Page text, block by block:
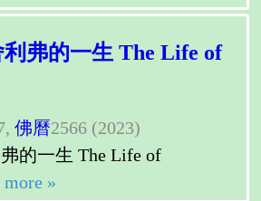
弗的一生 The Life of
佛曆2566 (2023)
的一生 The Life of
more »